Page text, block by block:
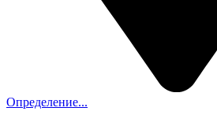
Определение...